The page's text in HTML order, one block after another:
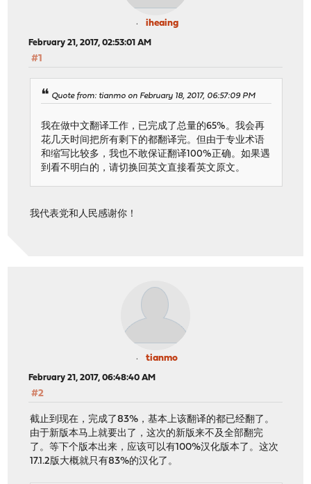
iheaing
February 21, 2017, 02:53:01 AM
#1
Quote from: tianmo on February 18, 2017, 06:57:09 PM
我在做中文翻译工作，已完成了总量的65%。我会再
花几天时间把所有剩下的都翻译完。但由于专业术语
和缩写比较多，我也不敢保证翻译100%正确。如果遇
到看不明白的，请切换回英文直接看英文原文。
我代表党和人民感谢你！
tianmo
February 21, 2017, 06:48:40 AM
#2
截止到现在，完成了83%，基本上该翻译的都已经翻了。
由于新版本马上就要出了，这次的新版来不及全部翻完
了。等下个版本出来，应该可以有100%汉化版本了。这次
17.1.2版大概就只有83%的汉化了。